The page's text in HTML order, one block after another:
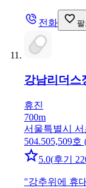
전화 팔
강남리더
휴진
700m
서울특별시
504.505,509호
5.0(후기
"강추위에 휴